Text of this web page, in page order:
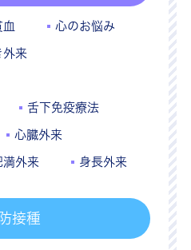
血 心のお悩み
外来
舌下免疫療法
心臓外来
満外来 身長外来
接種